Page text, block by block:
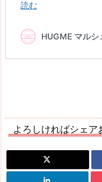
よろしければシェア